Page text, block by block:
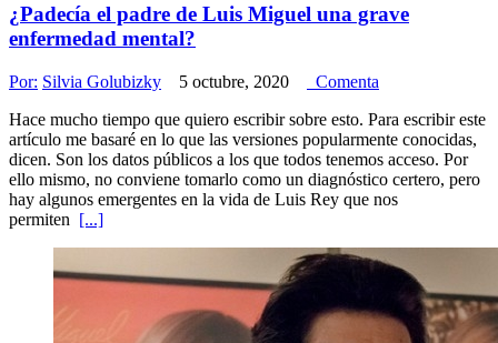
¿Padecía el padre de Luis Miguel una grave
enfermedad mental?
Por: Silvia Golubizky 5 octubre, 2020
Comenta
Hace mucho tiempo que quiero escribir sobre esto. Para escribir este
artículo me basaré en lo que las versiones popularmente conocidas,
dicen. Son los datos públicos a los que todos tenemos acceso. Por
ello mismo, no conviene tomarlo como un diagnóstico certero, pero
hay algunos emergentes en la vida de Luis Rey que nos
permiten [...]